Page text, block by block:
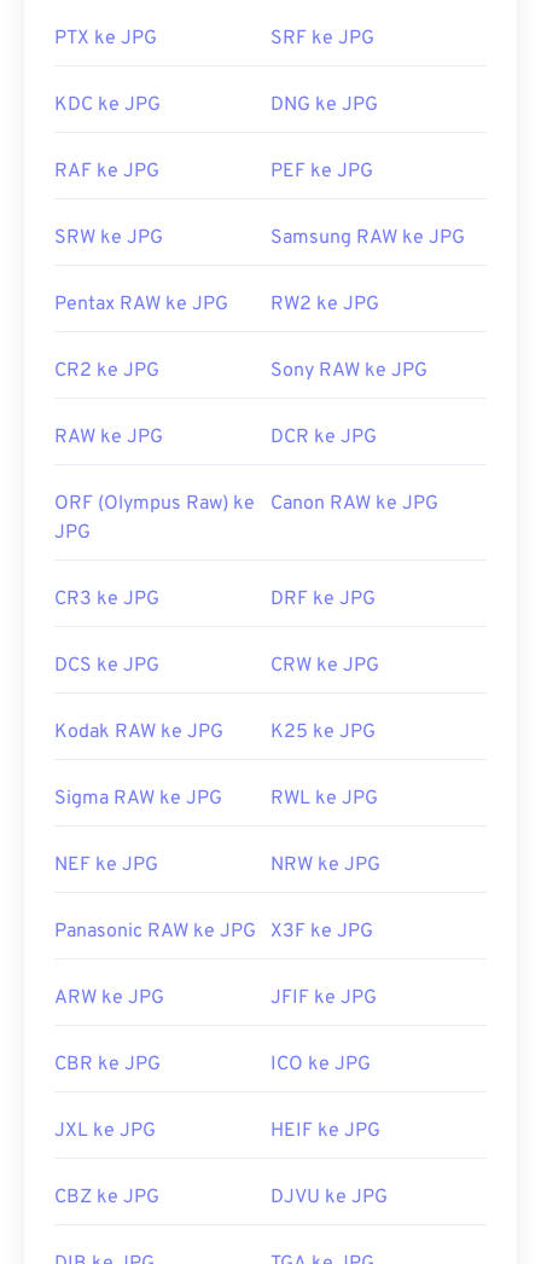
Tautan yang berguna:
apps/photoshop/fileformatashtml/#50577409_72092
berkas tersebut akan terbuka di penampil gambar,
Untuk memilih aplikasi tertentu guna membuka
Microsoft Photos
, dan aplikasi Mac OS seperti
JPEG, gunakan alatPengubah Ukuran Gambar
Dikembangkan oleh:
Joint Photographic Experts
Rilis Awal: 18 September 1992
Alat JPG Terkait:
Gunakan
PTX ke JPG SRF ke JPG
KDC ke JPG DNG ke JPG
RAF ke JPG PEF ke JPG
SRW ke JPG Samsung RAW ke JPG
Pentax RAW ke JPG RW2 ke JPG
CR2 ke JPG Sony RAW ke JPG
RAW ke JPG DCR ke JPG
ORF (Olympus Raw) ke
JPG
Canon RAW ke JPG
CR3 ke JPG DRF ke JPG
DCS ke JPG CRW ke JPG
Kodak RAW ke JPG K25 ke JPG
Sigma RAW ke JPG RWL ke JPG
NEF ke JPG NRW ke JPG
Panasonic RAW ke JPG X3F ke JPG
ARW ke JPG JFIF ke JPG
CBR ke JPG ICO ke JPG
JXL ke JPG HEIF ke JPG
CBZ ke JPG DJVU ke JPG